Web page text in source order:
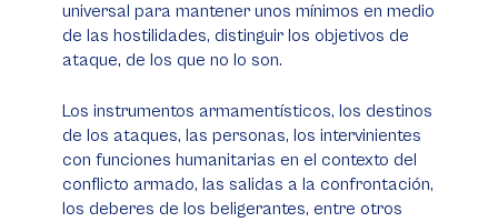
universal para mantener unos mínimos en medio
de las hostilidades, distinguir los objetivos de
ataque, de los que no lo son.
Los instrumentos armamentísticos, los destinos
de los ataques, las personas, los intervinientes
con funciones humanitarias en el contexto del
conflicto armado, las salidas a la confrontación,
los deberes de los beligerantes, entre otros